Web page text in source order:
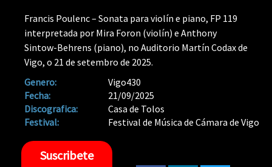
Francis Poulenc – Sonata para violín e piano, FP 119
interpretada por Mira Foron (violín) e Anthony
Sintow-Behrens (piano), no Auditorio Martín Codax de
Vigo, o 21 de setembro de 2025.
Genero:
Vigo430
Fecha:
21/09/2025
Discografica:
Casa de Tolos
Festival:
Festival de Música de Cámara de Vigo
Suscribete